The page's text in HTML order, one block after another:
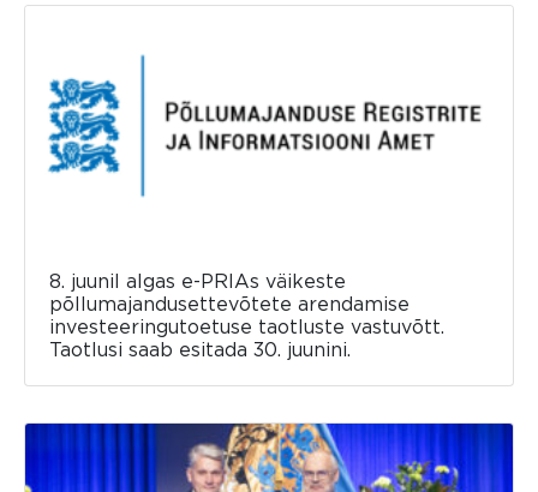
8. juunil algas e-PRIAs väikeste
põllumajandusettevõtete arendamise
investeeringutoetuse taotluste vastuvõtt.
Taotlusi saab esitada 30. juunini.